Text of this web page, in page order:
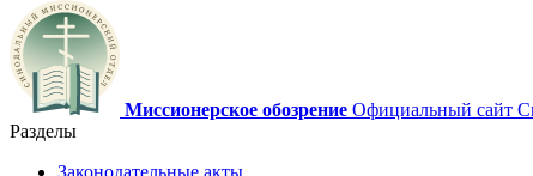
Миссионерское обозрение Официальный сайт
Разделы
Законодательные акты